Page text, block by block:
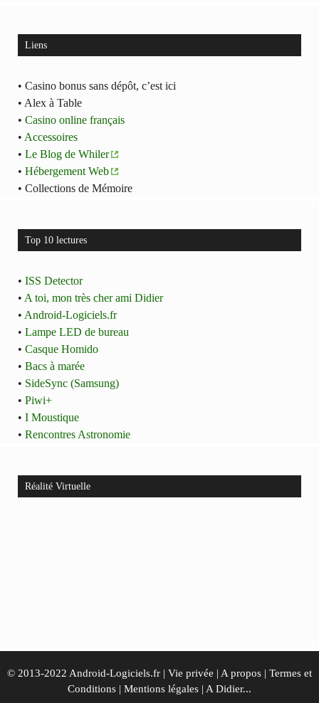
Liens
• Casino bonus sans dépôt, c’est ici
• Alex à Table
• Casino online français
• Accessoires
• Le Blog de Whiler
• Hébergement Web
• Collections de Mémoire
Top 10 lectures
• ISS Detector
• A toi, mon très cher ami Didier
• Android-Logiciels.fr
• Lampe LED de bureau
• Casque Homido
• Bacs à marée
• SideSync (Samsung)
• Piwi+
• I Moustique
• Rencontres Astronomie
Réalité Virtuelle
© 2013-2022 Android-Logiciels.fr | Vie privée | A propos | Termes et
Conditions | Mentions légales | A Didier...